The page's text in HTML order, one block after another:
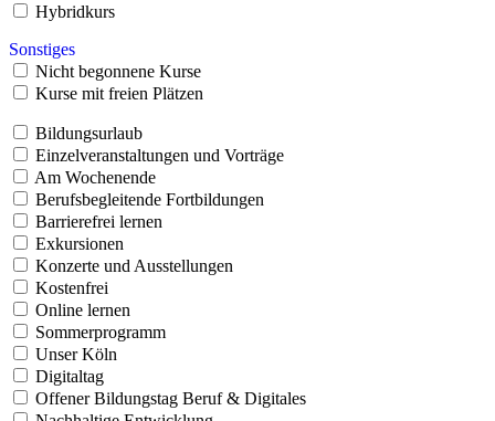
Hybridkurs
Sonstiges
Nicht begonnene Kurse
Kurse mit freien Plätzen
Bildungsurlaub
Einzelveranstaltungen und Vorträge
Am Wochenende
Berufsbegleitende Fortbildungen
Barrierefrei lernen
Exkursionen
Konzerte und Ausstellungen
Kostenfrei
Online lernen
Sommerprogramm
Unser Köln
Digitaltag
Offener Bildungstag Beruf & Digitales